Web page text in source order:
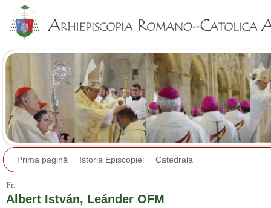
Prima pagină Istoria Episcopiei Catedrala
Fr.
Albert István, Leánder OFM